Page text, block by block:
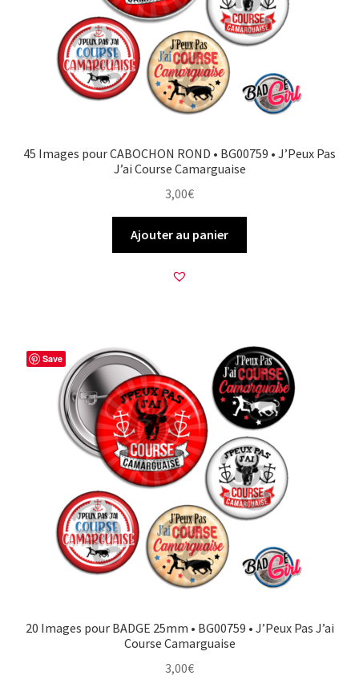
45 Images pour CABOCHON ROND • BG00759 • J’Peux Pas
J’ai Course Camarguaise
3,00€
Ajouter au panier
Save
20 Images pour BADGE 25mm • BG00759 • J’Peux Pas J’ai
Course Camarguaise
3,00€